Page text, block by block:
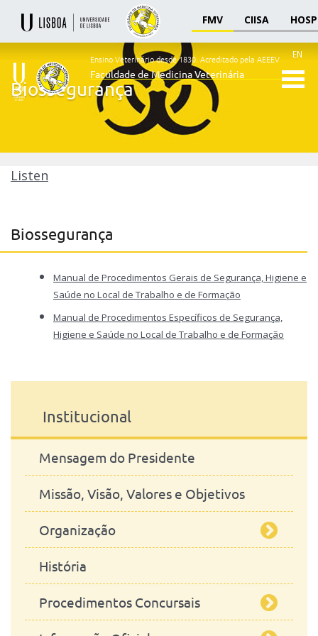
FMV CIISA
Faculdade
de
EN
Ensino Veterinário desde 1830. Acreditado pela AEEEV
Faculdade de Medicina Veterinária
Biossegurança
Listen
Biossegurança
Manual de Procedimentos Gerais de Segurança, Higiene e
Saúde no Local de Trabalho e de Formação
Manual de Procedimentos Específicos de Segurança,
Higiene e Saúde no Local de Trabalho e de Formação
Biossegurança
Institucional
Mensagem do Presidente
Missão, Visão, Valores e Objetivos
Organização
Orgãos de Gestão
Conselho de Escola
Orgãos Consultivos
História
Procedimentos Concursais